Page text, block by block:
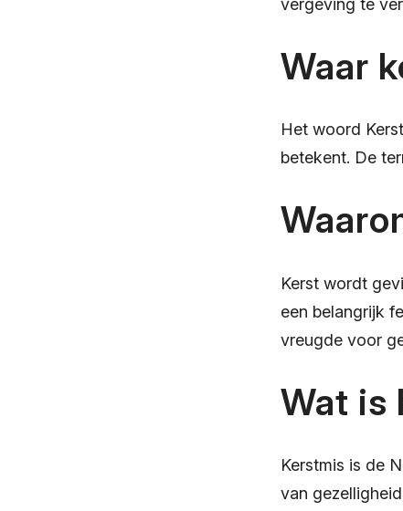
vergeving te
Waar
Het woord
betekent. De
Kerst wordt
een belangrijk
vreugde voor
Wat is
Kerstmis is de
van